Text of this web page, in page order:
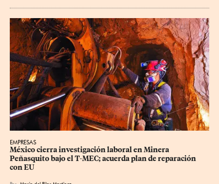
EMPRESAS
México cierra investigación laboral en Minera
Peñasquito bajo el T-MEC; acuerda plan de reparación
con EU